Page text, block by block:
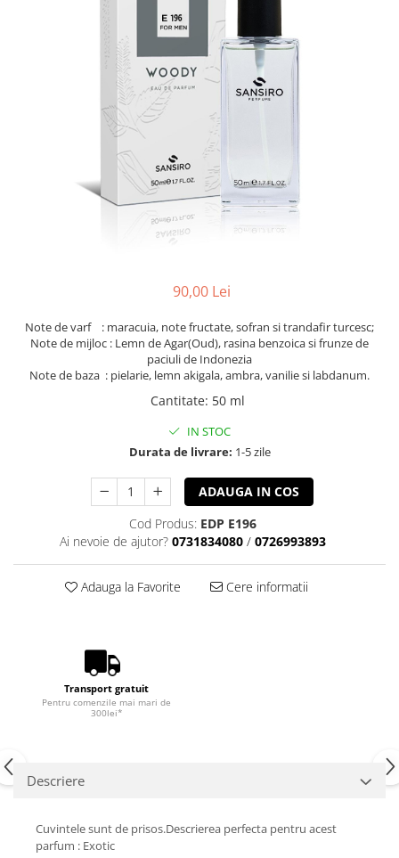
90,00 Lei
Note de varf : maracuia, note fructate, sofran si trandafir turcesc;
Note de mijloc : Lemn de Agar(Oud), rasina benzoica si frunze de
paciuli de Indonezia
Note de baza : pielarie, lemn akigala, ambra, vanilie si labdanum.
Cantitate: 50 ml
IN STOC
Durata de livrare: 1-5 zile
ADAUGA IN COS
Cod Produs: EDP E196
Ai nevoie de ajutor? 0731834080 / 0726993893
Adauga la Favorite Cere informatii
Transport gratuit
Pentru comenzile mai mari de
300lei*
Descriere
Cuvintele sunt de prisos.Descrierea perfecta pentru acest
parfum : Exotic